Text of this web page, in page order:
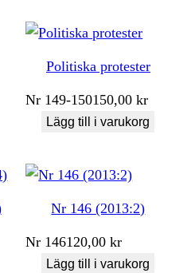
Politiska protester
Nr 149-150150,00kr
Lägg till i varukorg
Nr 146 (2013:2)
Nr 146120,00kr
Lägg till i varukorg